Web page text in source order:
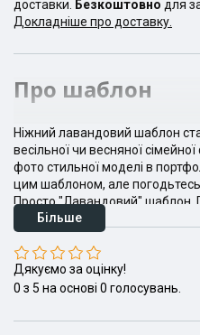
доставки.
Безкоштовно для
Докладніше про доставку.
Про шаблон
Ніжний лавандовий шаблон
весільної чи весняної
фото стильної моделі в
цим шаблоном, але
Просто "Лавандовий" шаблон.
шаблонів "Кольори"
Більше
Дякуємо за оцінку!
0 з 5 на основі 0 голосувань.